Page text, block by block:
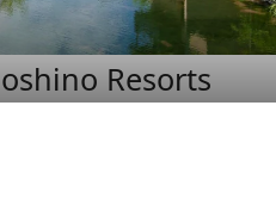
Resorts